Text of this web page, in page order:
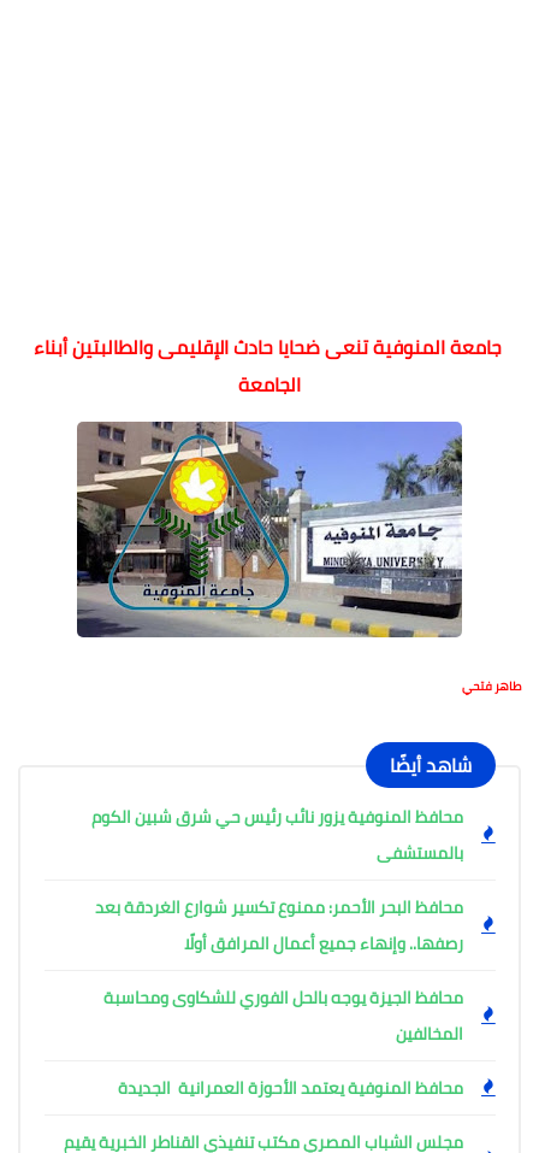
جامعة المنوفية تنعى ضحايا حادث الإقليمى والطالبتين أبناء
الجامعة
طاهر فتحي
شاهد أيضًا
محافظ المنوفية يزور نائب رئيس حي شرق شبين الكوم
بالمستشفى
محافظ البحر الأحمر: ممنوع تكسير شوارع الغردقة بعد
رصفها.. وإنهاء جميع أعمال المرافق أولًا
محافظ الجيزة يوجه بالحل الفوري للشكاوى ومحاسبة
المخالفين
محافظ المنوفية يعتمد الأحوزة العمرانية الجديدة
مجلس الشباب المصري مكتب تنفيذي القناطر الخبرية يقيم